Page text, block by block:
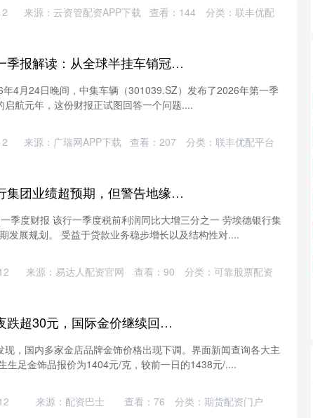
来源：云资管配资APP下载 查看： 144 分类： 联丰优配
尊享配资 中集车辆一季报解读：从全球半挂车销冠到EV-RT生态棋手
4月24日晚间，中集车辆（301039.SZ）发布了2026年第一季
启航元年，这份财报正试图回答一个问题....
来源：广瑞网APP下载 查看： 207 分类： 联丰优配平台
股民钱包 劳埃德银行集团业绩超预期，但警告地缘战争冲击英国经济
季度财报 该行一季度税前利润同比大增三分之一 劳埃德银行集
发展规划。 受益于贷款业务稳步增长以及结构性对....
来源：易达人配资官网 查看： 90 分类： 可靠股票配资
点赢通 金饰克价一夜跌超30元，国际金价继续回撤至4500美元附近
，国内多家金店品牌金饰价格出现下调。界面新闻查询各大主
生足金饰品报价为1404元/克，较前一日的1438元/....
来源：配资巴士 查看： 76 分类： 期货配资门户